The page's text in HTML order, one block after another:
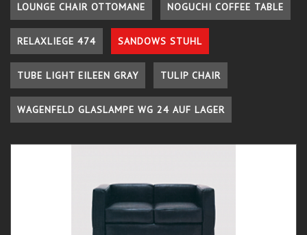
LOUNGE CHAIR OTTOMANE NOGUCHI COFFEE TABLE
RELAXLIEGE 474 SANDOWS STUHL
TUBE LIGHT EILEEN GRAY TULIP CHAIR
WAGENFELD GLASLAMPE WG 24 AUF LAGER